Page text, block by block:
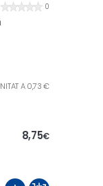
0
A 0,73 €
8,75€